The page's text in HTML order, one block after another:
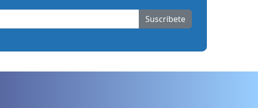
Suscribete